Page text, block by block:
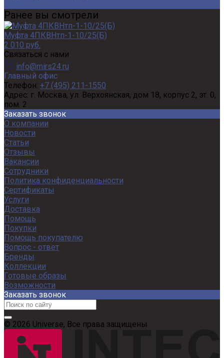
Ранее вы смотрели
Муфта 4ПКВНтп-1-10/25(Б)
2 010 руб.
Связаться с нами
info@mirs24.ru
Главный офис
Телефон: +7 (495) 211-1550
Адрес: г. Москва, ул. Верхоянская, дом 18, корпус 2, эт. 0,
пом. 2
Заказать звонок
О компании
Новости
Статьи
Отзывы
Вакансии
Сотрудники
Политика конфиденциальности
Сертификаты
Услуги
Доставка
Помощь
Покупки
Помощь покупателю
Вопрос - ответ
Бренды
Коллекции
Готовые образы
Возможности
Заказать звонок
© 2026 Universe, Все права защищены